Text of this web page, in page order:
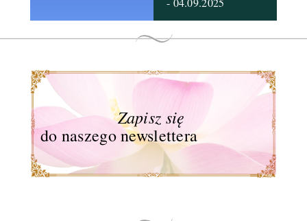
Zapisz się
do naszego newslettera